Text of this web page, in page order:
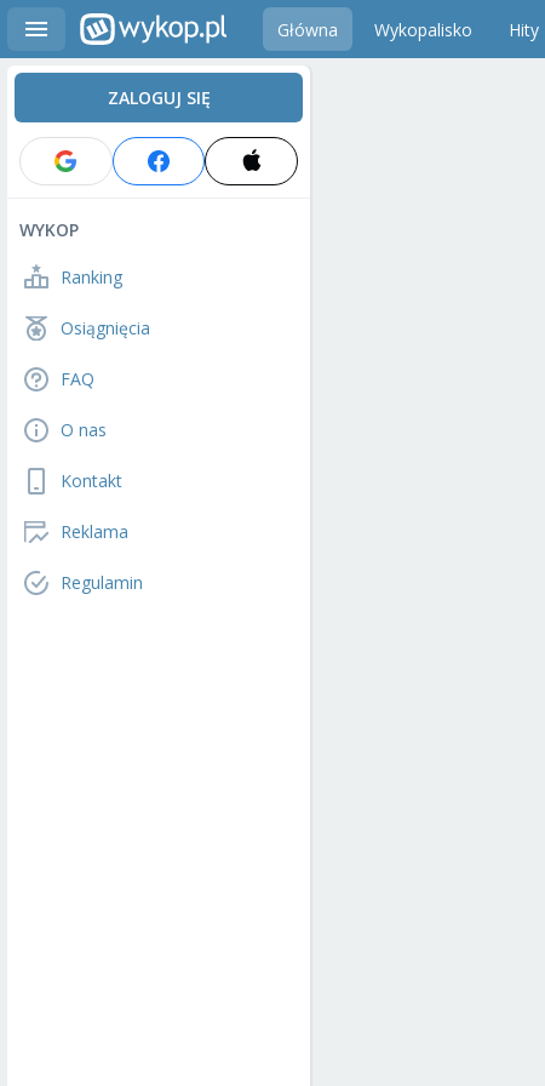
Główna Wykopalisko Hity
ZALOGUJ SIĘ
WYKOP
Ranking
Osiągnięcia
FAQ
O nas
Kontakt
Reklama
Regulamin